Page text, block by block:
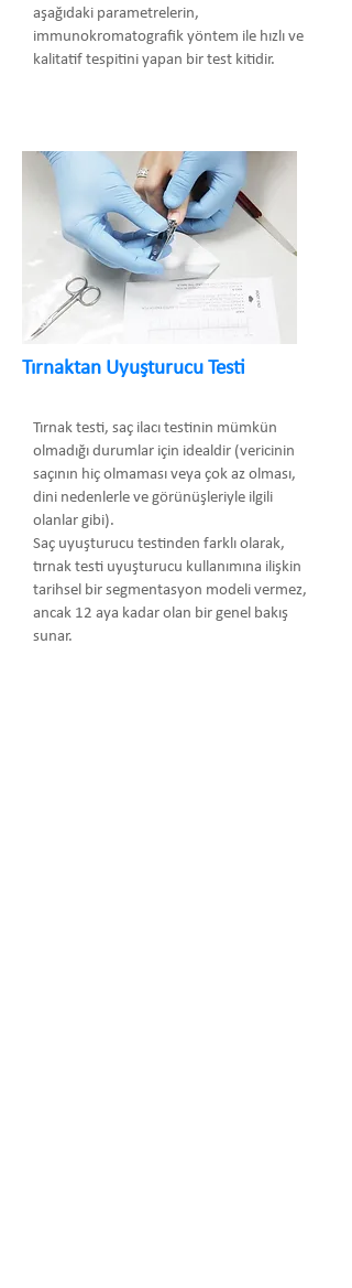
aşağıdaki parametrelerin,
immunokromatografik yöntem ile hızlı ve
kalitatif tespitini yapan bir test kitidir.
Tırnaktan Uyuşturucu Testi
Tırnak testi, saç ilacı testinin mümkün
olmadığı durumlar için idealdir (vericinin
saçının hiç olmaması veya çok az olması,
dini nedenlerle ve görünüşleriyle ilgili
olanlar gibi).
Saç uyuşturucu testinden farklı olarak,
tırnak testi uyuşturucu kullanımına ilişkin
tarihsel bir segmentasyon modeli vermez,
ancak 12 aya kadar olan bir genel bakış
sunar.